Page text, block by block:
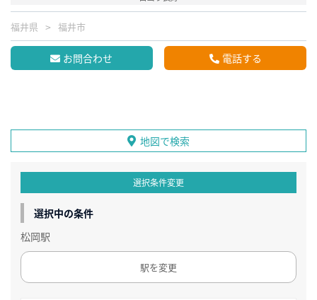
福井県 福井市
お問合わせ 電話する
地図で検索
選択条件変更
選択中の条件
松岡駅
駅を変更